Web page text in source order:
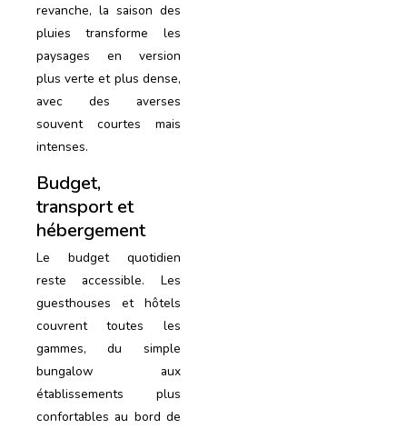
revanche, la saison des
pluies transforme les
paysages en version
plus verte et plus dense,
avec des averses
souvent courtes mais
intenses.
Budget,
transport et
hébergement
Le budget quotidien
reste accessible. Les
guesthouses et hôtels
couvrent toutes les
gammes, du simple
bungalow aux
établissements plus
confortables au bord de